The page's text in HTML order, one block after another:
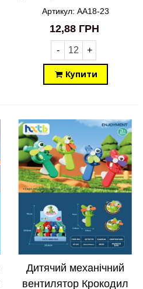
23
Артикул: AA18-23
12,88 ГРН
- +
Купити
Дитячий механічний
вентилятор Крокодил